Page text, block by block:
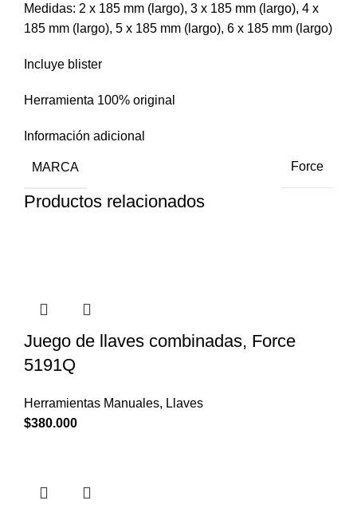
Medidas: 2 x 185 mm (largo), 3 x 185 mm (largo), 4 x
185 mm (largo), 5 x 185 mm (largo), 6 x 185 mm (largo)
Incluye blister
Herramienta 100% original
Información adicional
MARCA Force
Productos relacionados
Juego de llaves combinadas, Force
5191Q
Herramientas Manuales, Llaves
$380.000